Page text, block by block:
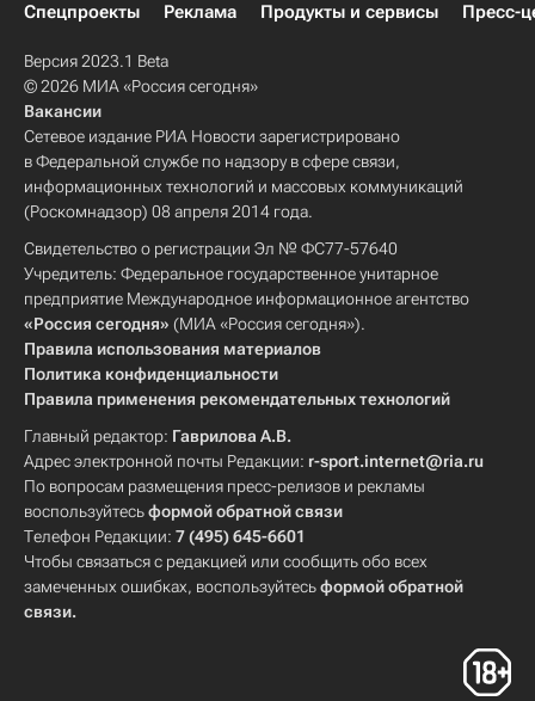
Спецпроекты
Реклама Продукты и сервисы Пресс-
Версия 2023.1 Beta
© 2026 МИА «Россия сегодня»
Вакансии
Сетевое издание РИА Новости зарегистрировано
в Федеральной службе по надзору в сфере связи,
информационных технологий и массовых коммуникаций
(Роскомнадзор) 08 апреля 2014 года.
Свидетельство о регистрации Эл № ФС77-57640
Учредитель: Федеральное государственное унитарное
предприятие Международное информационное агентство
«Россия сегодня» (МИА «Россия сегодня»).
Правила использования материалов
Политика конфиденциальности
Правила применения рекомендательных технологий
Главный редактор: Гаврилова А.В.
Адрес электронной почты Редакции: r-sport.internet@ria.ru
По вопросам размещения пресс-релизов и рекламы
воспользуйтесьформой обратной связи
Телефон Редакции: 7 (495) 645-6601
Чтобы связаться с редакцией или сообщить обо всех
замеченных ошибках, воспользуйтесьформой обратной
связи.